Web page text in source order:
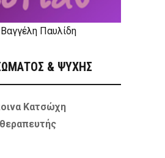
Παυλίδη
& ΨΥΧΗΣ
Κατσώχη